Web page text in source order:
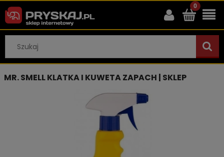
MR. SMELL KLATKA I KUWETA ZAPACH | SKLEP